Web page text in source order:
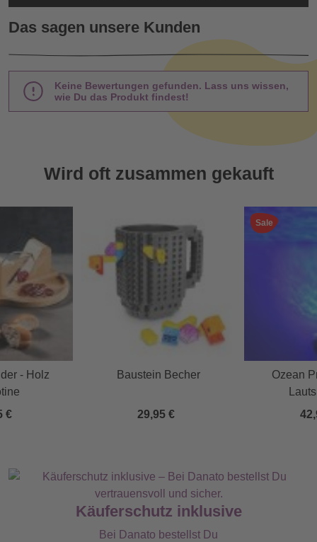
Das sagen unsere Kunden
Keine Bewertungen gefunden. Lass uns wissen,
wie Du das Produkt findest!
Wird oft zusammen gekauft
- Holz
€
Baustein Becher
29,95 €
Sale
Ozean
Käuferschutz inklusive
Bei Danato bestellst Du